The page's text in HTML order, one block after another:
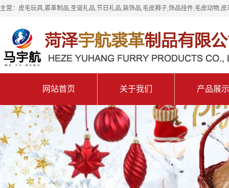
主营：皮毛玩具,裘革制品,圣诞礼品,节日礼品,装饰品,毛皮褥子,饰品挂件,毛皮动物,
网站首页 关于我们 产品展示